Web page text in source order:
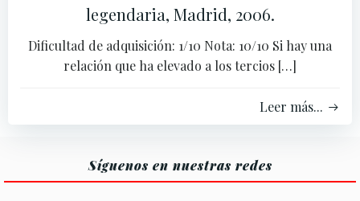
legendaria, Madrid, 2006.
Dificultad de adquisición: 1/10 Nota: 10/10 Si hay una
relación que ha elevado a los tercios […]
Leer más...
Síguenos en nuestras redes